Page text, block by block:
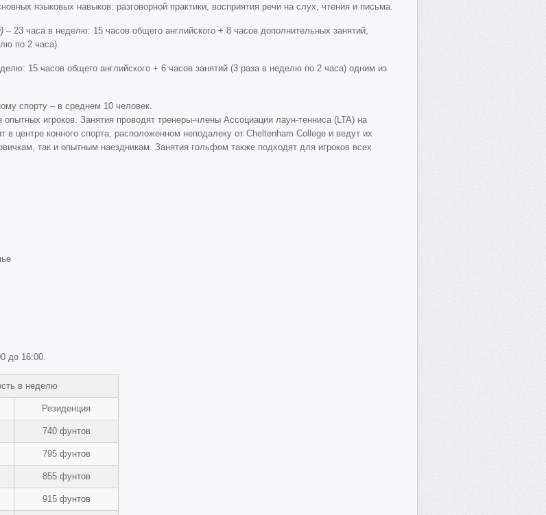
языковых навыков: разговорной практики, восприятия речи на слух, чтения и письма.
– 23 часа в неделю: 15 часов общего английского + 8 часов дополнительных занятий,
по 2 часа).
15 часов общего английского + 6 часов занятий (3 раза в неделю по 2 часа) одним из
спорту – в среднем 10 человек.
игроков. Занятия проводят тренеры-члены Ассоциации лаун-тенниса (LTA) на
в центре конного спорта, расположенном неподалеку от Cheltenham College и ведут их
так и опытным наездникам. Занятия гольфом также подходят для игроков всех
до 16:00.
в неделю
Резиденция
740 фунтов
795 фунтов
855 фунтов
915 фунтов